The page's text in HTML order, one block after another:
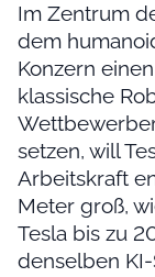
Im Zentrum
dem
Konzern
klassische
setzen, will
Arbeitskraft
Meter groß,
Tesla bis zu
denselben